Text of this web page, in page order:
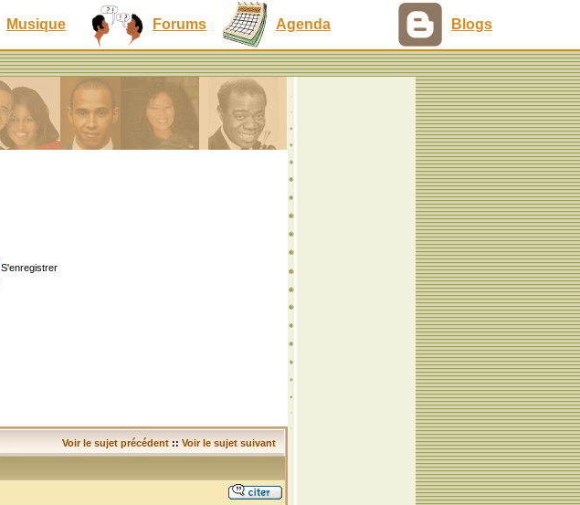
Musique Forums Agenda Blogs
S'enregistrer
Voir le sujet précédent :: Voir le sujet suivant